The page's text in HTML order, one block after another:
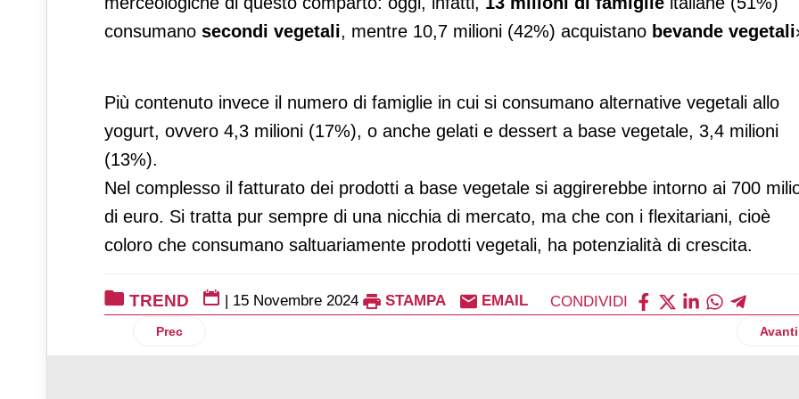
consumano secondi vegetali, mentre 10,7 milioni (42%) acquistano bevande vegetali
Più contenuto invece il numero di famiglie in cui si consumano alternative vegetali allo
yogurt, ovvero 4,3 milioni (17%), o anche gelati e dessert a base vegetale, 3,4 milioni
(13%).
Nel complesso il fatturato dei prodotti a base vegetale si aggirerebbe intorno ai 700
di euro. Si tratta pur sempre di una nicchia di mercato, ma che con i flexitariani, cioè
coloro che consumano saltuariamente prodotti vegetali, ha potenzialità di crescita.
TREND | 15 Novembre 2024 STAMPA EMAIL CONDIVIDI
Articolo precedente: Osservatorio mensile Findomestic: meno acquisti per il Black Friday
Prec Avanti